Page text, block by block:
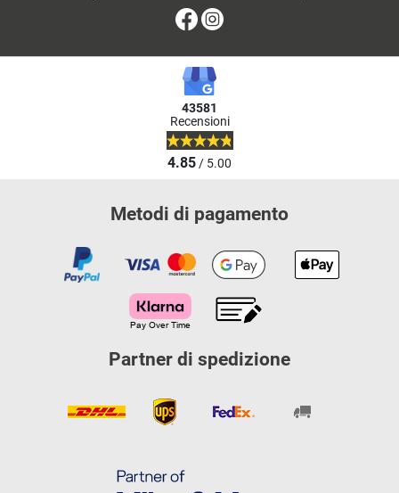
Facebook
43581
Recensioni
4.85/ 5.00
Metodi di pagamento
Partner di spedizione